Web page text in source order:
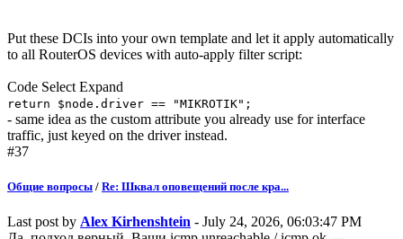
Put these DCIs into your own template and let it apply automatically
to all RouterOS devices with auto-apply filter script:
Code Select Expand
return $node.driver == "MIKROTIK";
- same idea as the custom attribute you already use for interface
traffic, just keyed on the driver instead.
#37
Общие вопросы / Re: Шквал оповещений после кра...
Last post by Alex Kirhenshtein - July 24, 2026, 06:03:47 PM